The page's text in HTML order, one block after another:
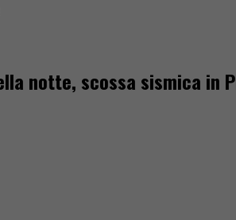
notte, scossa sismica in